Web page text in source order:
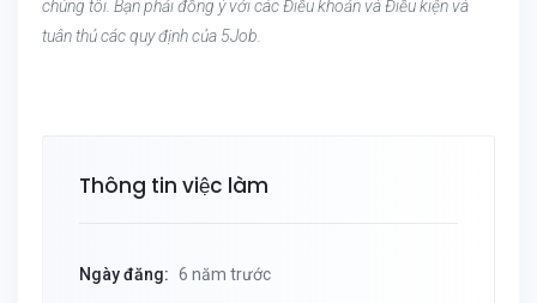
chúng tôi. Bạn phải đồng ý với các Điều khoản và Điều kiện và
tuân thủ các quy định của 5Job.
Thông tin việc làm
Ngày đăng: 6 năm trước